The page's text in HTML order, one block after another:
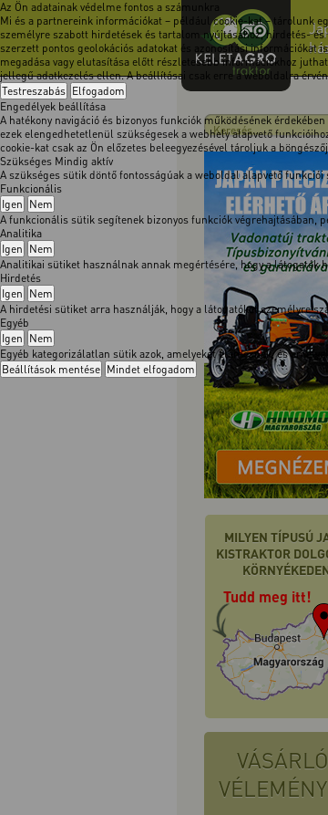
Az Ön adatainak védelme fontos a számunkra
Mi és a partnereink információkat – például cookie-kat – tárolunk
személyre szabott hirdetések és tartalom nyújtásához, hirdetés-
szerzett pontos geolokációs adatokat és azonosítási
megadása vagy elutasítása előtt részletesebb információkhoz
jellegű adatkezelés ellen. A beállításai csak erre a weboldalra
Testreszabás Elfogadom
Engedélyek beállítása
A hatékony navigáció és bizonyos funkciók működésének
ezek elengedhetetlenül szükségesek a webhely alapvető
cookie-kat csak az Ön előzetes beleegyezésével tároljuk a
Szükséges Mindig aktív
A szükséges sütik döntő fontosságúak a weboldal alapvető
Funkcionális
Igen Nem
A funkcionális sütik segítenek bizonyos funkciók
Analitika
Igen Nem
Analitikai sütiket használnak annak megértésére, hogy a
Hirdetés
Igen Nem
A hirdetési sütiket arra használják, hogy a látogatókat személyre
Egyéb
Igen Nem
Egyéb kategorizálatlan sütik azok, amelyeket elemeznek, és
Beállítások mentése Mindet elfogadom
MILYEN TÍPUSÚ
KISTRAKTOR
Tudd meg itt!